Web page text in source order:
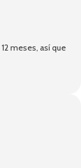
meses, así que